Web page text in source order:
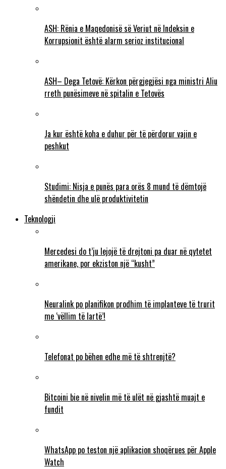
ASH: Rënia e Maqedonisë së Veriut në Indeksin e
Korrupsionit është alarm serioz institucional
ASH– Dega Tetovë: Kërkon përgjegjësi nga ministri Aliu
rreth punësimeve në spitalin e Tetovës
Ja kur është koha e duhur për të përdorur vajin e
peshkut
Studimi: Nisja e punës para orës 8 mund të dëmtojë
shëndetin dhe ulë produktivitetin
Teknologji
Mercedesi do t’ju lejojë të drejtoni pa duar në qytetet
amerikane, por ekziston një “kusht”
Neuralink po planifikon prodhim të implanteve të trurit
me ‘vëllim të lartë’!
Telefonat po bëhen edhe më të shtrenjtë?
Bitcoini bie në nivelin më të ulët në gjashtë muajt e
fundit
WhatsApp po teston një aplikacion shoqërues për Apple
Watch